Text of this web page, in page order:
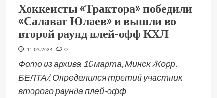
Хоккеисты «Трактора» победили
«Салават Юлаев» и вышли во
второй раунд плей-офф КХЛ
11.03.2024 0
Фото из архива 10 марта, Минск /Корр.
БЕЛТА/. Определился третий участник
второго раунда плей-офф